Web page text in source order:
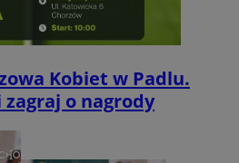
Kobiet w Padlu.
o nagrody